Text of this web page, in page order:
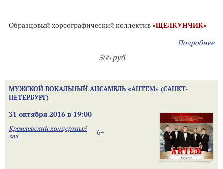
Образцовый хореографический коллектив«ЩЕЛКУНЧИК»
Подробнее
500 руб
МУЖСКОЙ ВОКАЛЬНЫЙ АНСАМБЛЬ «АНТЕМ» (САНКТ-
ПЕТЕРБУРГ)
31 октября 2016 в 19:00
6+
Кремлевский концертный
зал